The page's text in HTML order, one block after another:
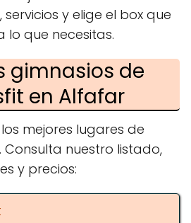
y elige el box que
lo que necesitas.
gimnasios de
en Alfafar
mejores lugares de
nuestro listado,
y precios: